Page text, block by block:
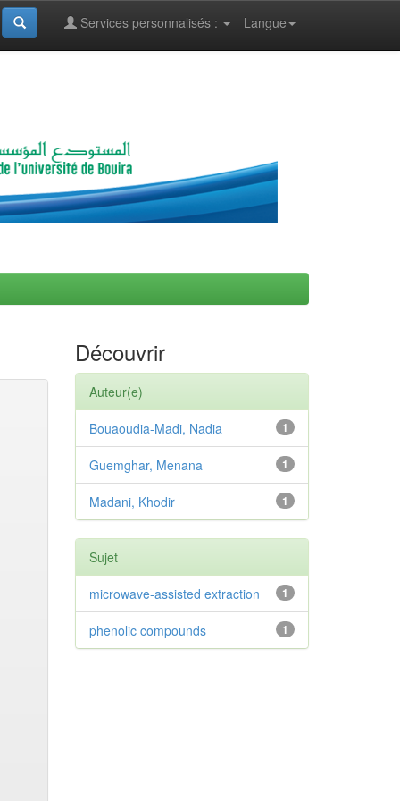
Langue
Services personnalisés :
Découvrir
Auteur(e)
1
Bouaoudia-Madi, Nadia
1
Guemghar, Menana
1
Madani, Khodir
Sujet
1
microwave-assisted extraction
1
phenolic compounds